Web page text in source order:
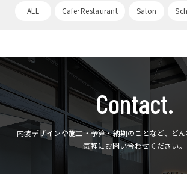
ALL Cafe･Restaurant Salon
Contact.
内装デザインや施工・予算・納期のことなど、ど
気軽にお問い合わせください。